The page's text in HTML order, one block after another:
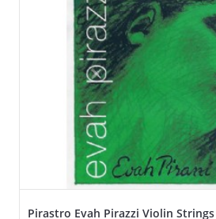
Pirastro Evah Pirazzi Violin Strings